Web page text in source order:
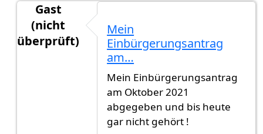
Gast
(nicht
überprüft)
Hallo zusammen, zur Infos.:…
Mein
Einbürgerungsantrag
am…
Mein Einbürgerungsantrag
am Oktober 2021
abgegeben und bis heute
gar nicht gehört !